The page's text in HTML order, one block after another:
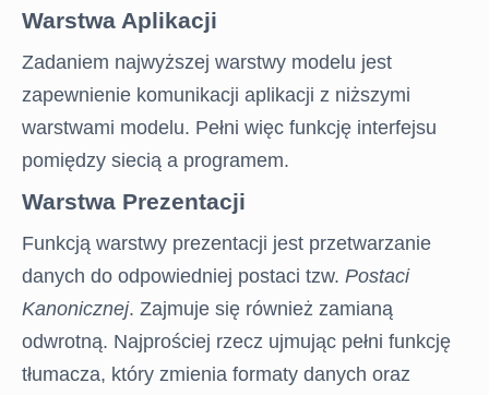
Warstwa Aplikacji
Zadaniem najwyższej warstwy modelu jest
zapewnienie komunikacji aplikacji z niższymi
warstwami modelu. Pełni więc funkcję interfejsu
pomiędzy siecią a programem.
Warstwa Prezentacji
Funkcją warstwy prezentacji jest przetwarzanie
danych do odpowiedniej postaci tzw. Postaci
Kanonicznej. Zajmuje się również zamianą
odwrotną. Najprościej rzecz ujmując pełni funkcję
tłumacza, który zmienia formaty danych oraz